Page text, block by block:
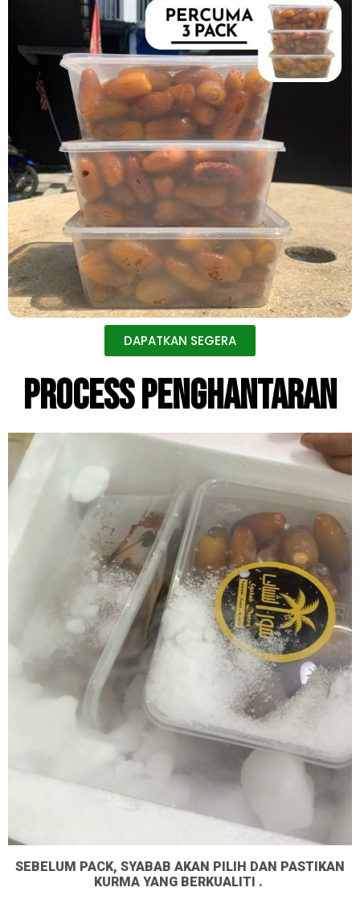
DAPATKAN SEGERA
PROCESS PENGHANTARAN
SEBELUM PACK, SYABAB AKAN PILIH DAN PASTIKAN
KURMA YANG BERKUALITI .